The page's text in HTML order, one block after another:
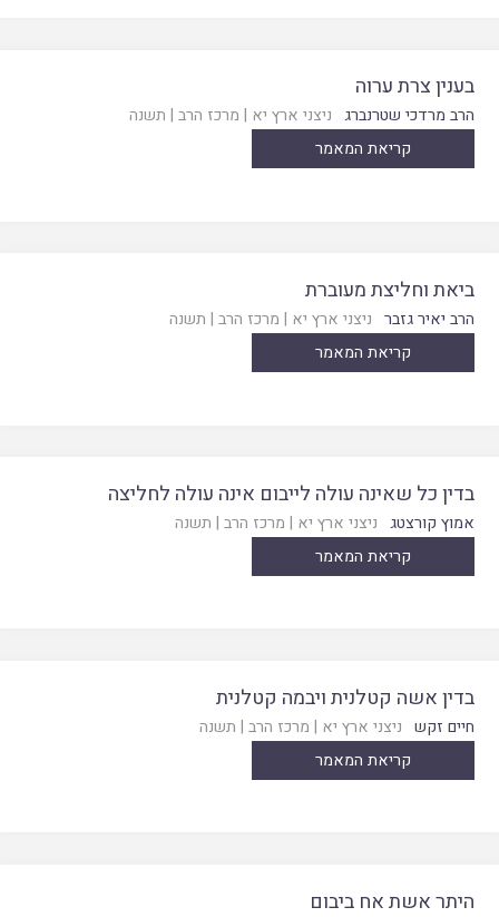
בענין צרת ערוה
הרב מרדכי שטרנברג ניצני ארץ יא | מרכז הרב | תשנה
קריאת המאמר
ביאת וחליצת מעוברת
הרב יאיר גזבר ניצני ארץ יא | מרכז הרב | תשנה
קריאת המאמר
בדין כל שאינה עולה לייבום אינה עולה לחליצה
אמוץ קורצטג ניצני ארץ יא | מרכז הרב | תשנה
קריאת המאמר
בדין אשה קטלנית ויבמה קטלנית
חיים זקש ניצני ארץ יא | מרכז הרב | תשנה
קריאת המאמר
היתר אשת אח ביבום